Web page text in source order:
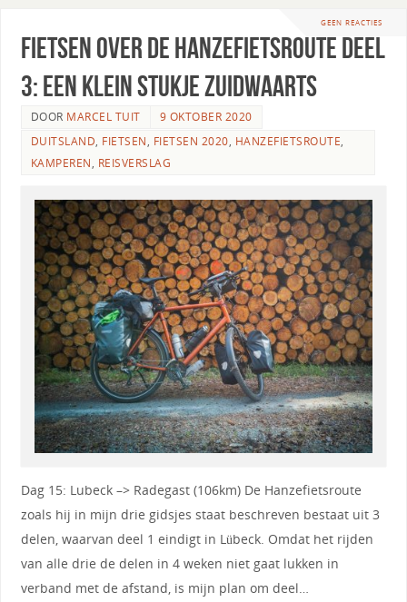
GEEN REACTIES
Fietsen over de Hanzefietsroute deel
3: een klein stukje zuidwaarts
DOOR MARCEL TUIT
9 OKTOBER 2020
DUITSLAND, FIETSEN, FIETSEN 2020, HANZEFIETSROUTE,
KAMPEREN, REISVERSLAG
Dag 15: Lubeck –> Radegast (106km) De Hanzefietsroute
zoals hij in mijn drie gidsjes staat beschreven bestaat uit 3
delen, waarvan deel 1 eindigt in Lübeck. Omdat het rijden
van alle drie de delen in 4 weken niet gaat lukken in
verband met de afstand, is mijn plan om deel…